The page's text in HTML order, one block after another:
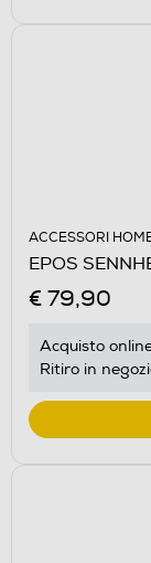
ACCESSORI
EPOS
€ 79,90
Acquisto
Ritiro in